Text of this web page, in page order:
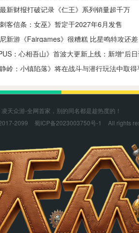
新财报打破记录《仁王》系列销量超千万
客信条：女巫》暂定于2027年6月发售
新游《Fairgames》很糟糕 比星鸣特攻还差
：心相吾山》首波大更新上线：新增“后
静岭：小镇陷落》将在战斗与潜行玩法中取
凌天众游-全网首家，别的同名都是趁热度的！
2099
蜀ICP备2023003750号-1 All rights